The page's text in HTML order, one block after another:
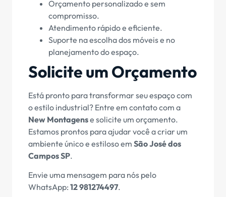
Orçamento personalizado e sem
compromisso.
Atendimento rápido e eficiente.
Suporte na escolha dos móveis e no
planejamento do espaço.
Solicite um Orçamento
Está pronto para transformar seu espaço com
o estilo industrial? Entre em contato com a
New Montagense solicite um orçamento.
Estamos prontos para ajudar você a criar um
ambiente único e estiloso em São José dos
Campos SP.
Envie uma mensagem para nós pelo
WhatsApp: 12 981274497.